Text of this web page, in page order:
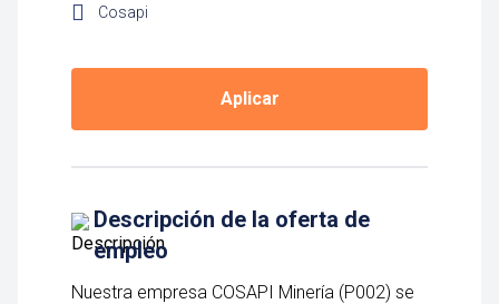
Cosapi
Aplicar
Descripción de la oferta de
empleo
Nuestra empresa COSAPI Minería (P002) se